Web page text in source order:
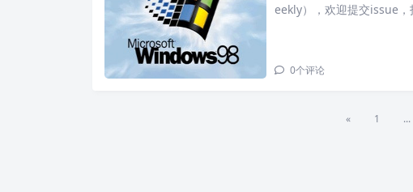
eekly），欢迎提交issue
0个评论
« 1 ...